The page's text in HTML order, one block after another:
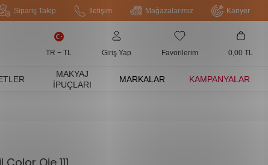
Sipariş Takip İletişim Mağazalarımız Kariyer
TR − TL Giriş Yap Favorilerim 0,00 TL
MAKYAJ
İPUÇLARI
MARKALAR KAMPANYALAR